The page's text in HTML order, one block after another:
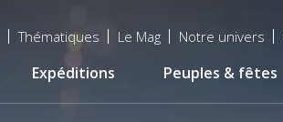
Thématiques Le Mag Notre univers
Expéditions Peuples & fêtes